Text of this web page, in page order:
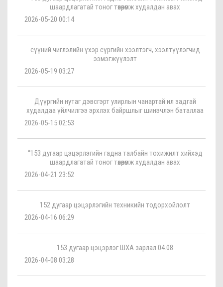
шаардлагатай тоног төхөөрөмж худалдан авах
2026-05-20 00:14
сүүний чиглэлийн үхэр сүргийн хээлтэгч, хээлтүүлэгчид
ээмэгжүүлэлт
2026-05-19 03:27
Дүүргийн нутаг дэвсгэрт улирлын чанартай ил задгай
худалдаа үйлчилгээ эрхлэх байршлыг шинэчлэн баталлаа
2026-05-15 02:53
“153 дугаар цэцэрлэгийн гадна талбайн тохижилт хийхэд
шаардлагатай тоног төхөөрөмж худалдан авах
2026-04-21 23:52
152 дугаар цэцэрлэгийн техникийн тодорхойлолт
2026-04-16 06:29
153 дугаар цэцэрлэг ШХА зарлал 04.08
2026-04-08 03:28